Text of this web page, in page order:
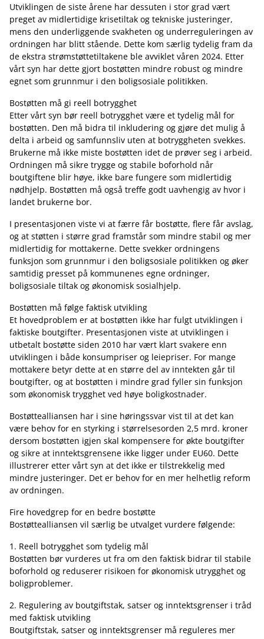
Utviklingen de siste årene har dessuten i stor grad vært
preget av midlertidige krisetiltak og tekniske justeringer,
mens den underliggende svakheten og underreguleringen av
ordningen har blitt stående. Dette kom særlig tydelig fram da
de ekstra strømstøttetiltakene ble avviklet våren 2024. Etter
vårt syn har dette gjort bostøtten mindre robust og mindre
egnet som grunnmur i den boligsosiale politikken.
Bostøtten må gi reell botrygghet
Etter vårt syn bør reell botrygghet være et tydelig mål for
bostøtten. Den må bidra til inkludering og gjøre det mulig å
delta i arbeid og samfunnsliv uten at botryggheten svekkes.
Brukerne må ikke miste bostøtten idet de prøver seg i arbeid.
Ordningen må sikre trygge og stabile boforhold når
boutgiftene blir høye, ikke bare fungere som midlertidig
nødhjelp. Bostøtten må også treffe godt uavhengig av hvor i
landet brukerne bor.
I presentasjonen viste vi at færre får bostøtte, flere får avslag,
og at støtten i større grad framstår som mindre stabil og mer
midlertidig for mottakerne. Dette svekker ordningens
funksjon som grunnmur i den boligsosiale politikken og øker
samtidig presset på kommunenes egne ordninger,
boligsosiale tiltak og økonomisk sosialhjelp.
Bostøtten må følge faktisk utvikling
Et hovedproblem er at bostøtten ikke har fulgt utviklingen i
faktiske boutgifter. Presentasjonen viste at utviklingen i
utbetalt bostøtte siden 2010 har vært klart svakere enn
utviklingen i både konsumpriser og leiepriser. For mange
mottakere betyr dette at en større del av inntekten går til
boutgifter, og at bostøtten i mindre grad fyller sin funksjon
som økonomisk trygghet ved høye boligkostnader.
Bostøttealliansen har i sine høringssvar vist til at det kan
være behov for en styrking i størrelsesorden 2,5 mrd. kroner
dersom bostøtten igjen skal kompensere for økte boutgifter
og sikre at inntektsgrensene ikke ligger under EU60. Dette
illustrerer etter vårt syn at det ikke er tilstrekkelig med
mindre justeringer. Det er behov for en mer helhetlig reform
av ordningen.
Fire hovedgrep for en bedre bostøtte
Bostøttealliansen vil særlig be utvalget vurdere følgende:
1. Reell botrygghet som tydelig mål
Bostøtten bør vurderes ut fra om den faktisk bidrar til stabile
boforhold og reduserer risikoen for økonomisk utrygghet og
boligproblemer.
2. Regulering av boutgiftstak, satser og inntektsgrenser i tråd
med faktisk utvikling
Boutgiftstak, satser og inntektsgrenser må reguleres mer